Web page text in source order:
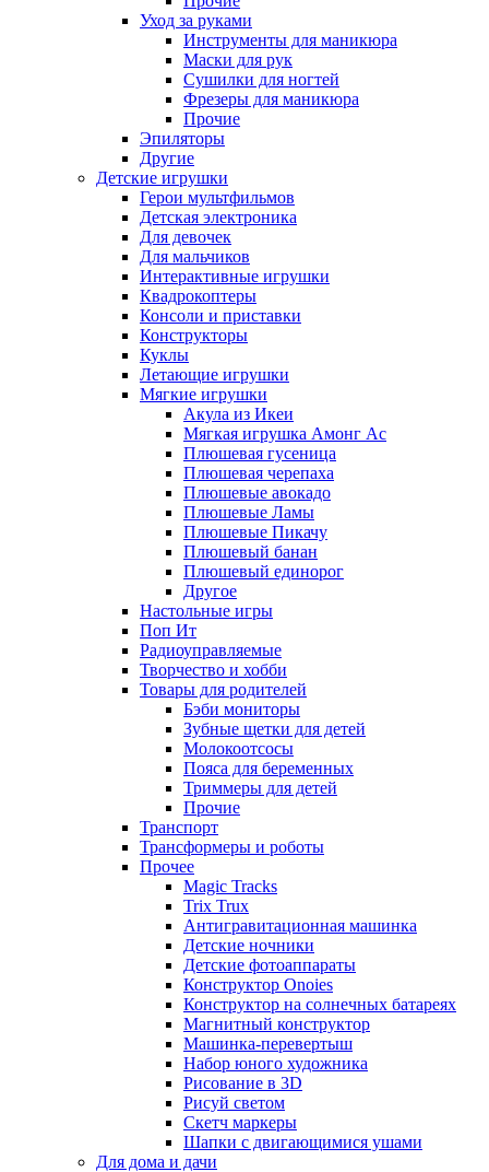
Уход за руками
Инструменты для маникюра
Маски для рук
Сушилки для ногтей
Фрезеры для маникюра
Прочие
Эпиляторы
Другие
Детские игрушки
Герои мультфильмов
Детская электроника
Для девочек
Для мальчиков
Интерактивные игрушки
Квадрокоптеры
Консоли и приставки
Конструкторы
Куклы
Летающие игрушки
Мягкие игрушки
Акула из Икеи
Мягкая игрушка Амонг Ас
Плюшевая гусеница
Плюшевая черепаха
Плюшевые авокадо
Плюшевые Ламы
Плюшевые Пикачу
Плюшевый банан
Плюшевый единорог
Другое
Настольные игры
Поп Ит
Радиоуправляемые
Творчество и хобби
Товары для родителей
Бэби мониторы
Зубные щетки для детей
Молокоотсосы
Пояса для беременных
Триммеры для детей
Прочие
Транспорт
Трансформеры и роботы
Прочее
Magic Tracks
Trix Trux
Антигравитационная машинка
Детские ночники
Детские фотоаппараты
Конструктор Onoies
Конструктор на солнечных батареях
Магнитный конструктор
Машинка-перевертыш
Набор юного художника
Рисование в 3D
Рисуй светом
Скетч маркеры
Шапки с двигающимися ушами
Для дома и дачи